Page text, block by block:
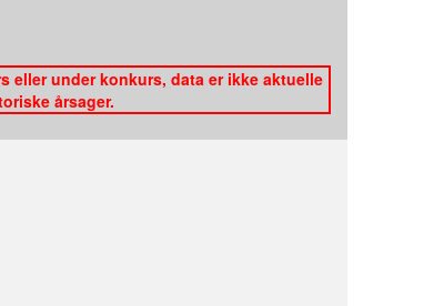
eller under konkurs, data er ikke aktuelle
årsager.